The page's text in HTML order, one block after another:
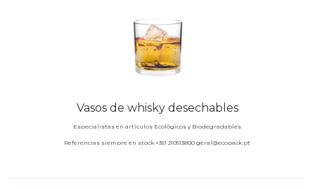
Vasos de whisky desechables
Especialistas en artículos Ecológicos y Biodegradables
Referencias siempre en stock +351 210513800 geral@ecopack.pt